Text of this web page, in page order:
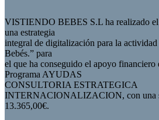
VISTIENDO BEBES S.L ha realizado
una estrategia
integral de digitalización para la
Bebés.” para
el que ha conseguido el apoyo
Programa AYUDAS
CONSULTORIA ESTRATEGICA
INTERNACIONALIZACION, con una
13.365,00€.